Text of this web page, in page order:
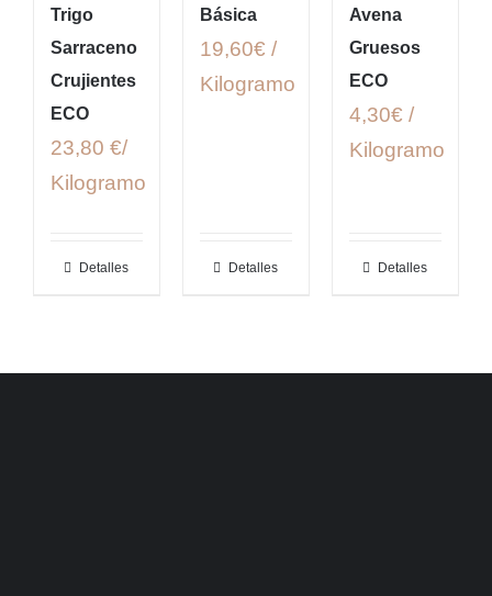
Trigo
Sarraceno
Crujientes
ECO
23,80 €/
Kilogramo
Detalles
Básica
19,60€ /
Kilogramo
Detalles
Avena
Gruesos
ECO
4,30€ /
Kilogramo
Detalles